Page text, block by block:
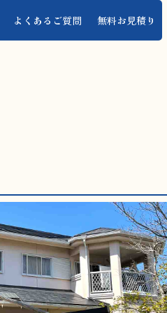
よくあるご質問 無料お見積り